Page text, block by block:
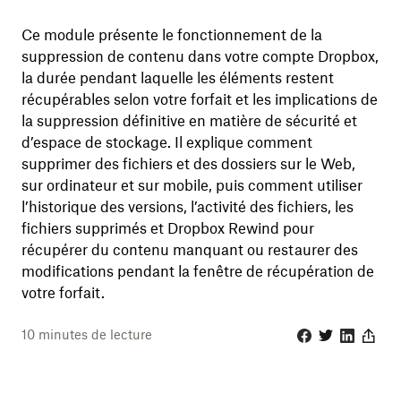
Ce module présente le fonctionnement de la
suppression de contenu dans votre compte Dropbox,
la durée pendant laquelle les éléments restent
récupérables selon votre forfait et les implications de
la suppression définitive en matière de sécurité et
d’espace de stockage. Il explique comment
supprimer des fichiers et des dossiers sur le Web,
sur ordinateur et sur mobile, puis comment utiliser
l’historique des versions, l’activité des fichiers, les
fichiers supprimés et Dropbox Rewind pour
récupérer du contenu manquant ou restaurer des
modifications pendant la fenêtre de récupération de
votre forfait.
10 minutes de lecture